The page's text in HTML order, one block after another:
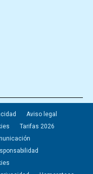
Aviso legal
Tarifas 2026